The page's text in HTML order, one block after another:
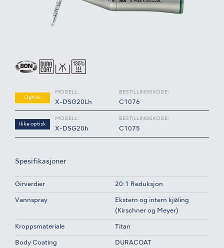
Optisk
MODELL:
X-DSG20Lh
BESTILLINGSKODE:
C1076
Ikke optisk
MODELL:
X-DSG20h
BESTILLINGSKODE:
C1075
Spesifikasjoner
Girverdier 20:1 Reduksjon
Vannspray
Ekstern og intern kjøling
(Kirschner og Meyer)
Kroppsmateriale Titan
Body Coating DURACOAT